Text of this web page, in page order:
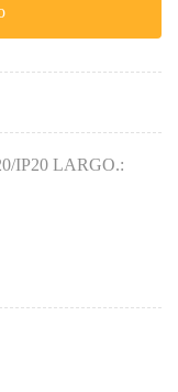
IP20 LARGO.: